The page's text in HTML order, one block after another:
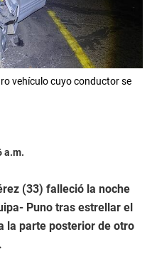
vehículo cuyo conductor se
a.m.
(33) falleció la noche
Puno tras estrellar el
la parte posterior de otro